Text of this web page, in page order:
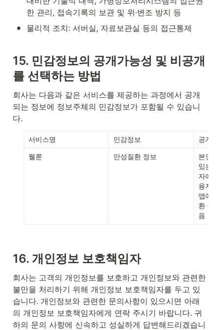
한 관리, 접속기록의 보관 및 위∙변조 방지 등
• 물리적 조치: 서버실, 자료보관실 등의 접근통제
15. 민감정보의 공개가능성 및 비공개
를 선택하는 방법
회사는 다음과 같은 서비스를 제공하는 과정에서 공개
되는 정보에 정보주체의 민감정보가 포함될 수 있습니
다.
서비스명 민감정보 공개
웰룬 만성질환 정보
본인
있는
자에
용자
앱에
환 정
음
16. 개인정보 보호책임자
회사는 고객의 개인정보를 보호하고 개인정보와 관련한
불만을 처리하기 위해 개인정보 보호책임자를 두고 있
습니다. 개인정보와 관련한 문의사항이 있으시면 아래
의 개인정보 보호책임자에게 연락 주시기 바랍니다. 귀
하의 문의 사항에 신속하고 성실하게 답변해드리겠습니